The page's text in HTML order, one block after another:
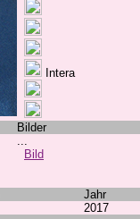
Intera
Bilder
...
Bild
Jahr
2017